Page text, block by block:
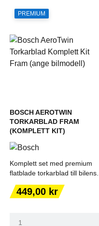
BOSCH AEROTWIN
TORKARBLAD FRAM
(KOMPLETT KIT)
Komplett set med premium
flatblade torkarblad till bilens...
Pris
449,00 kr
PREMIUM